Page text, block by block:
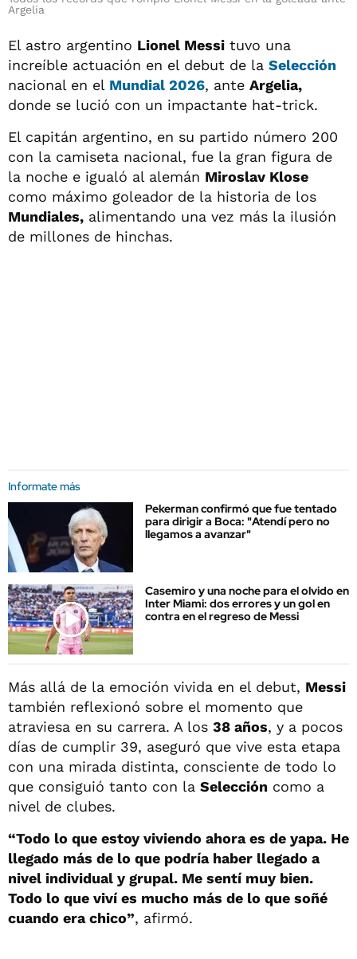
Argelia
El astro argentino Lionel Messi tuvo una
increíble actuación en el debut de la Selección
nacional en el Mundial 2026, ante Argelia,
donde se lució con un impactante hat-trick.
El capitán argentino, en su partido número 200
con la camiseta nacional, fue la gran figura de
la noche e igualó al alemán Miroslav Klose
como máximo goleador de la historia de los
Mundiales, alimentando una vez más la ilusión
de millones de hinchas.
Informate más
Pekerman confirmó que fue tentado
para dirigir a Boca: "Atendí pero no
llegamos a avanzar"
Casemiro y una noche para el olvido en
Inter Miami: dos errores y un gol en
contra en el regreso de Messi
Más allá de la emoción vivida en el debut, Messi
también reflexionó sobre el momento que
atraviesa en su carrera. A los 38 años, y a pocos
días de cumplir 39, aseguró que vive esta etapa
con una mirada distinta, consciente de todo lo
que consiguió tanto con la Selección como a
nivel de clubes.
“Todo lo que estoy viviendo ahora es de yapa. He
llegado más de lo que podría haber llegado a
nivel individual y grupal. Me sentí muy bien.
Todo lo que viví es mucho más de lo que soñé
cuando era chico”, afirmó.